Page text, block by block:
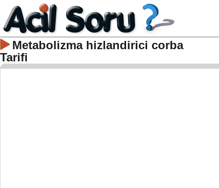
Metabolizma hizlandirici corba
Tarifi